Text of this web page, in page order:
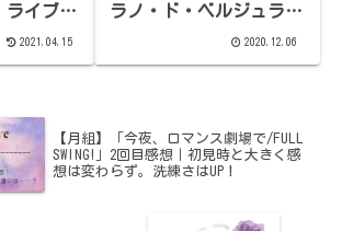
イブ配
2021.04.15
ラノ・ド・ベルジュラッ
2020.12.06
【月組】「今夜、ロマンス劇場で/FULL
SWING!」2回目感想｜初見時と大きく感
想は変わらず。洗練さはUP！